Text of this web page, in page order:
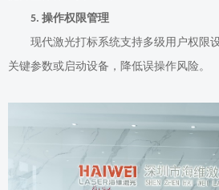
5. 操作权限管理
现代激光打标系统支持多级用户权限
关键参数或启动设备，降低误操作风险。